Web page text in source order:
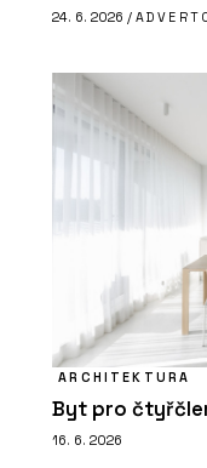
24. 6. 2026 /
ARCHITEKTURA
Byt pro
16. 6. 2026